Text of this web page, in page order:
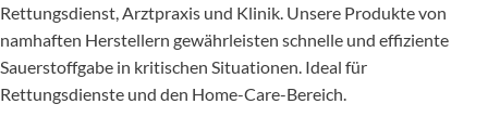
Rettungsdienst, Arztpraxis und Klinik. Unsere Produkte von
namhaften Herstellern gewährleisten schnelle und effiziente
Sauerstoffgabe in kritischen Situationen. Ideal für
Rettungsdienste und den Home-Care-Bereich.